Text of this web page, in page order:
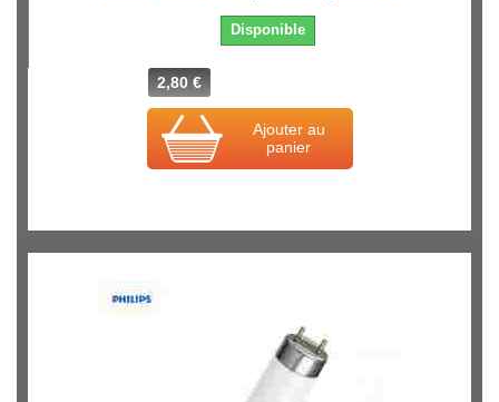
Disponible
2,80 €
Ajouter au
panier